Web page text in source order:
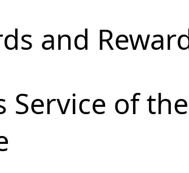
and
Service of